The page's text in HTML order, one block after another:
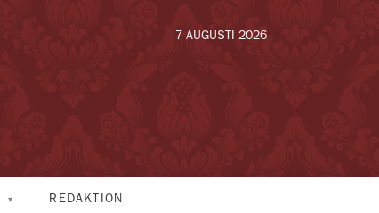
7 AUGUSTI 2026
REDAKTION